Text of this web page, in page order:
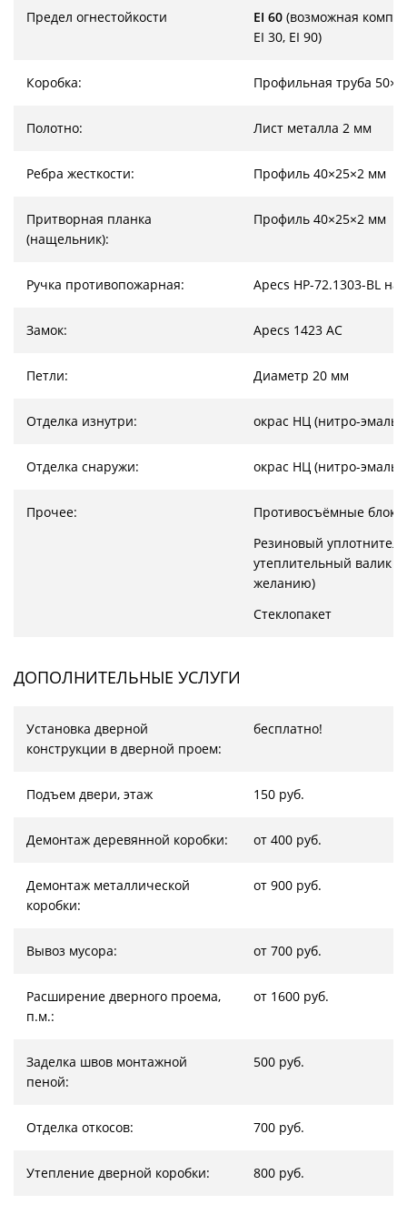
Предел огнестойкости EI 60 (возможная
EI 30, EI 90)
Коробка: Профильная труба
Полотно: Лист металла 2 мм
Ребра жесткости: Профиль 40×25×2 мм
Притворная планка
(нащельник):
Профиль 40×25×2 мм
Ручка противопожарная: Apecs HP-72.1303-BL на
Замок: Apecs 1423 AC
Петли: Диаметр 20 мм
Отделка изнутри: окрас НЦ (нитро-эмаль)
Отделка снаружи: окрас НЦ (нитро-эмаль)
Прочее:
Противосъёмные
Резиновый
утеплительный валик
желанию)
Стеклопакет
ДОПОЛНИТЕЛЬНЫЕ УСЛУГИ
Установка дверной
конструкции в дверной проем:
бесплатно!
Подъем двери, этаж 150 руб.
Демонтаж деревянной коробки: от 400 руб.
Демонтаж металлической
коробки:
от 900 руб.
Вывоз мусора: от 700 руб.
Расширение дверного проема,
п.м.:
от 1600 руб.
Заделка швов монтажной
пеной:
500 руб.
Отделка откосов: 700 руб.
Утепление дверной коробки: 800 руб.